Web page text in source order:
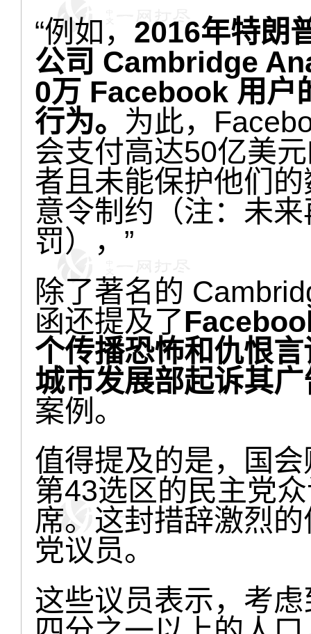
“例如， 2016年特朗
公司 Cambridge
0万 Facebook 用户
行为。 为此，
会支付高达50亿美
者且未能保护他们
意令制约（注：未
罚），”
除了著名的
函还提及了
个传播恐怖和仇恨
城市发展部起诉其
案例。
值得提及的是，国
第43选区的民主党
席。这封措辞激烈
党议员。
这些议员表示，考